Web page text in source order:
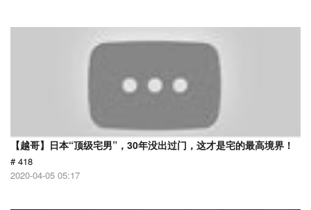
【越哥】日本“顶级宅男”，30年没出过门，这才是宅的最高境界！
# 418
2020-04-05 05:17